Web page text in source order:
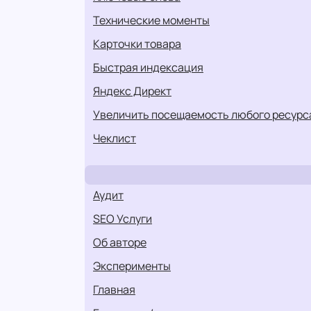
технические моменты
карточки товара
быстрая индексация
Яндекс Директ
увеличить посещаемость любого
Чеклист
Аудит
SEO Услуги
Об авторе
Эксперименты
Главная